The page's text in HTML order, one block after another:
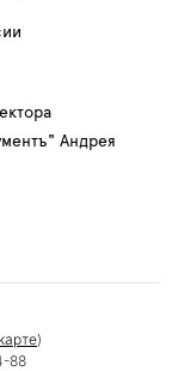
Андрея
)
88